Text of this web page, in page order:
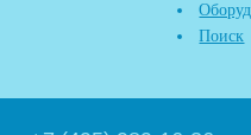
Поиск